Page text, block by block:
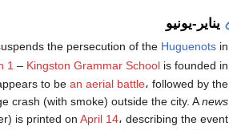
يناير-يونيو
the persecution of the Huguenotsin
1 – Kingston Grammar Schoolis founded in
to be an aerial battle، followed by the
crash (with smoke) outside the city. Anews
is printed on April 14، describing the event.